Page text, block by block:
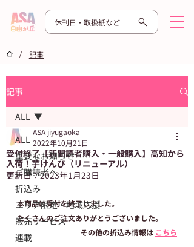
休刊日・取扱紙など
/ 記事
記事
ALL
重要なお知らせ
ご購読者へ
折込み
エリア限定・地域応援
販売サービス
連載
ALL
受付終了【新聞読者購入・一般購入】高知から
入荷！芋けんぴ（リニューアル）
ASA jiyugaoka
2022年10月21日
更新日：2023年1月23日
本商品は受付を終了しました。
たくさんのご注文ありがとうございました。
その他の折込み情報は こちら